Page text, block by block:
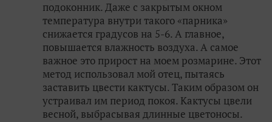
подоконник. Даже с закрытым окном
температура внутри такого «парника»
снижается градусов на 5-6. А главное,
повышается влажность воздуха. А самое
важное это прирост на моем розмарине. Этот
метод использовал мой отец, пытаясь
заставить цвести кактусы. Таким образом он
устраивал им период покоя. Кактусы цвели
весной, выбрасывая длинные цветоносы.